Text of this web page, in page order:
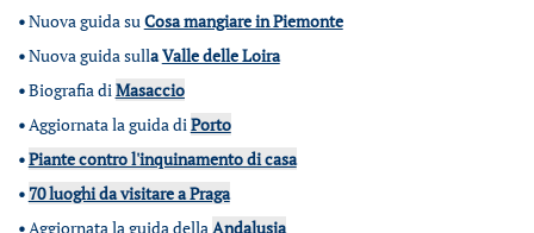
•Nuova guida suCosa mangiare in Piemonte
•Nuova guida sullaValle delle Loira
•Biografia diMasaccio
•Aggiornata la guida diPorto
•Piante contro l'inquinamento di casa
• 70 luoghi da visitare a Praga
•Aggiornata la guida dellaAndalusia